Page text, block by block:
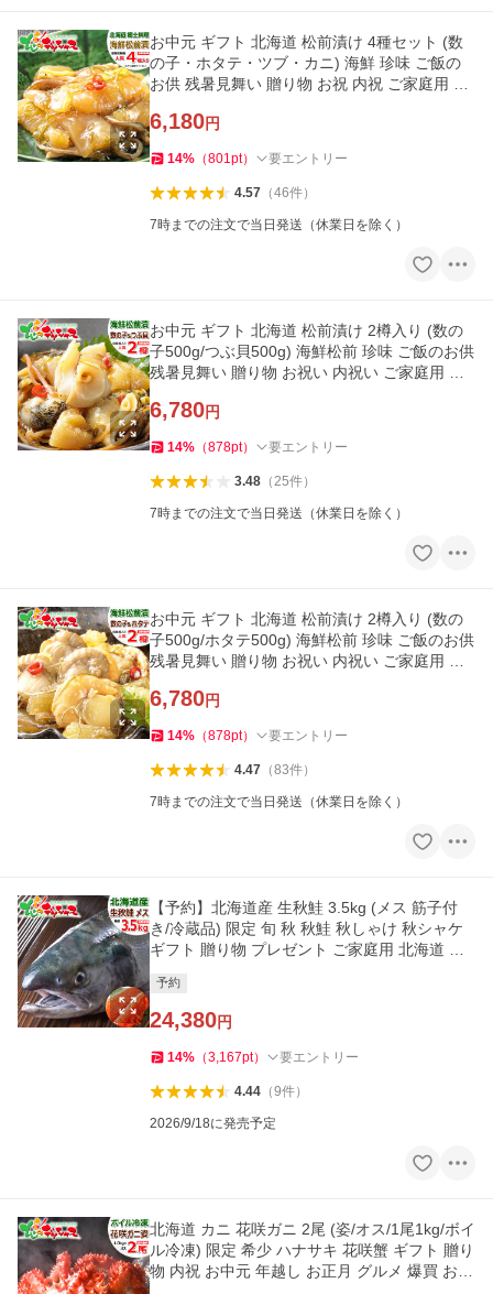
お中元 ギフト 北海道 松前漬け 4種セット (数
の子・ホタテ・ツブ・カニ) 海鮮 珍味 ご飯の
お供 残暑見舞い 贈り物 お祝 内祝 ご家庭用 グ
6,180円
14% （801pt） 要エントリー
4.57（46件）
7時までの注文で当日発送（休業日を除く）
お中元 ギフト 北海道 松前漬け 2樽入り (数の
子500g/つぶ貝500g) 海鮮松前 珍味 ご飯のお供
残暑見舞い 贈り物 お祝い 内祝い ご家庭用 グ
6,780円
14% （878pt） 要エントリー
3.48（25件）
7時までの注文で当日発送（休業日を除く）
お中元 ギフト 北海道 松前漬け 2樽入り (数の
子500g/ホタテ500g) 海鮮松前 珍味 ご飯のお供
残暑見舞い 贈り物 お祝い 内祝い ご家庭用 グ
6,780円
14% （878pt） 要エントリー
4.47（83件）
7時までの注文で当日発送（休業日を除く）
【予約】北海道産 生秋鮭 3.5kg (メス 筋子付
き/冷蔵品) 限定 旬 秋 秋鮭 秋しゃけ 秋シャケ
ギフト 贈り物 プレゼント ご家庭用 北海道 グ
予約
24,380円
14% （3,167pt） 要エントリー
4.44（9件）
2026/9/18に発売予定
北海道 カニ 花咲ガニ 2尾 (姿/オス/1尾1kg/ボイ
ル冷凍) 限定 希少 ハナサキ 花咲蟹 ギフト 贈り
物 内祝 お中元 年越し お正月 グルメ 爆買 お取